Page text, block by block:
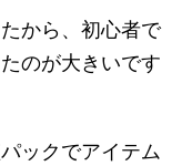
から、初心者で
のが大きいです
ックでアイテム